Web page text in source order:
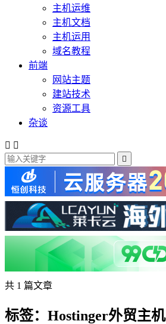
主机运维
主机文档
主机运用
域名教程
前端
网站主题
建站技术
资源工具
杂谈
 

共 1 篇文章
标签：Hostinger外贸主机